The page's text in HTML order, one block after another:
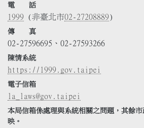
電 話
1999 (非臺北市02-27208889)
傳 真
02-27596695、02-27593266
陳情系統
https://1999.gov.taipei
電子信箱
la_laws@gov.taipei
本局信箱係處理與系統相關之問題，其餘
映。